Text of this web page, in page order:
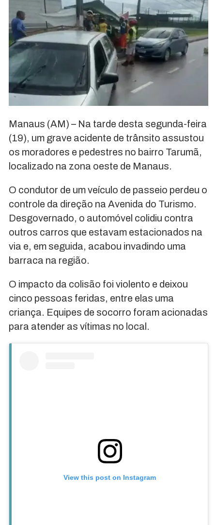
Manaus (AM) – Na tarde desta segunda-feira
(19), um grave acidente de trânsito assustou
os moradores e pedestres no bairro Tarumã,
localizado na zona oeste de Manaus.
O condutor de um veículo de passeio perdeu o
controle da direção na Avenida do Turismo.
Desgovernado, o automóvel colidiu contra
outros carros que estavam estacionados na
via e, em seguida, acabou invadindo uma
barraca na região.
O impacto da colisão foi violento e deixou
cinco pessoas feridas, entre elas uma
criança. Equipes de socorro foram acionadas
para atender as vítimas no local.
View this post on Instagram